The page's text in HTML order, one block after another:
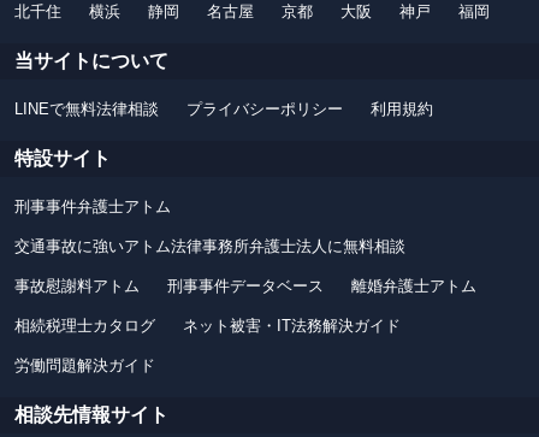
北千住 横浜 静岡 名古屋 京都 大阪 神戸 福岡
当サイトについて
LINEで無料法律相談 プライバシーポリシー 利用規約
特設サイト
刑事事件弁護士アトム
交通事故に強いアトム法律事務所弁護士法人に無料相談
事故慰謝料アトム 刑事事件データベース 離婚弁護士アトム
相続税理士カタログ ネット被害・IT法務解決ガイド
労働問題解決ガイド
相談先情報サイト